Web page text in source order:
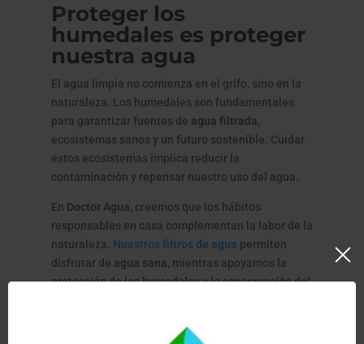
Proteger los
humedales es proteger
nuestra agua
El agua limpia no comienza en el grifo, sino en la
naturaleza. Los humedales son fundamentales
para garantizar fuentes de agua filtrada,
ecosistemas sanos y un futuro sostenible. Cuidar
estos ecosistemas implica reducir la
contaminación y repensar nuestro uso del agua.
En Doctor Agua, creemos que los hábitos
responsables en casa complementan la labor de la
naturaleza. Nuestrosfiltros de agua permiten
disfrutar de agua sana, mientras apoyamos la
protección de los humedales y la conservación del
En el Día Mundial de los Humedales, recordemos